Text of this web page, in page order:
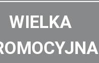
WIELKA